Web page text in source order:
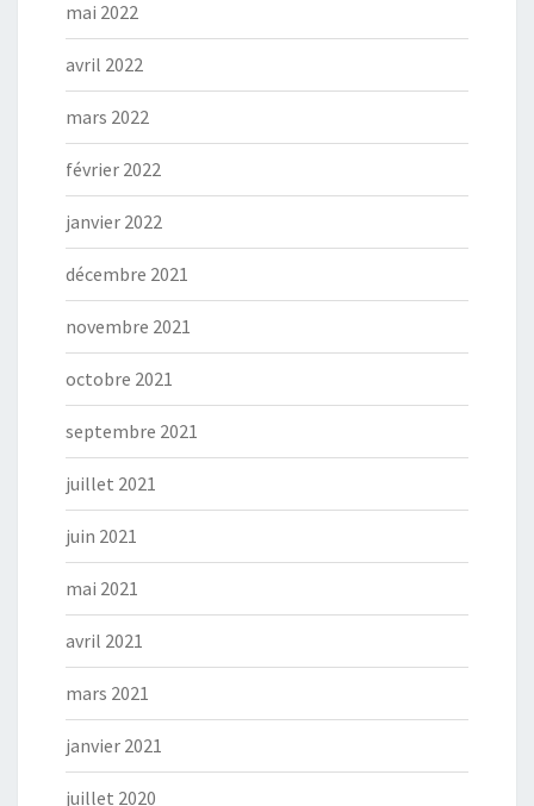
mai 2022
avril 2022
mars 2022
février 2022
janvier 2022
décembre 2021
novembre 2021
octobre 2021
septembre 2021
juillet 2021
juin 2021
mai 2021
avril 2021
mars 2021
janvier 2021
juillet 2020